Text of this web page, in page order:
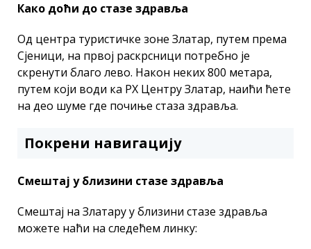
Како доћи до стазе здравља
Од центра туристичке зоне Златар, путем према
Сјеници, на првој раскрсници потребно је
скренути благо лево. Након неких 800 метара,
путем који води ка РХ Центру Златар, наићи ћете
на део шуме где почиње стаза здравља.
Покрени навигацију
Смештај у близини стазе здравља
Смештај на Златару у близини стазе здравља
можете наћи на следећем линку: